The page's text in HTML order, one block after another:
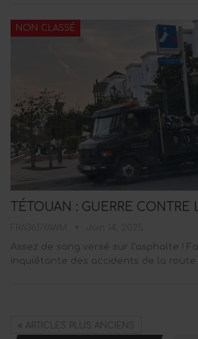
NON CLASSÉ
TÉTOUAN : GUERRE
Assez de sang versé sur l’asphalte !
inquiétante des accidents de la route
ARTICLES PLUS ANCIENS